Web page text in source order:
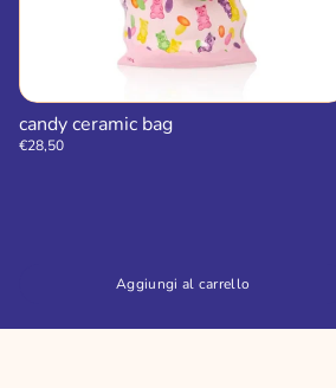
candy ceramic bag
€28,50
Aggiungi al carrello